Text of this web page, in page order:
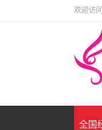
欢迎访
全国